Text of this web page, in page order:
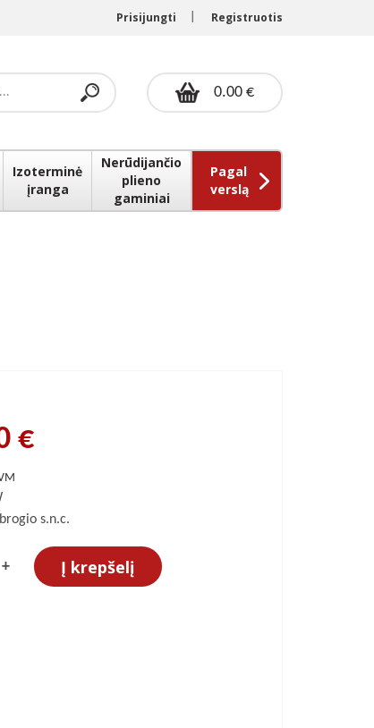
Prisijungti Registruotis
0.00 €
Izoterminė
įranga
Nerūdijančio
plieno
gaminiai
Pagal
verslą
€
s.n.c.
+ Į krepšelį